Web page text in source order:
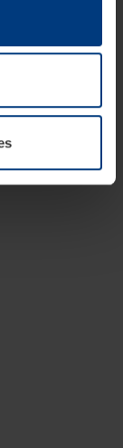
uw
alle andere
Uw
van de